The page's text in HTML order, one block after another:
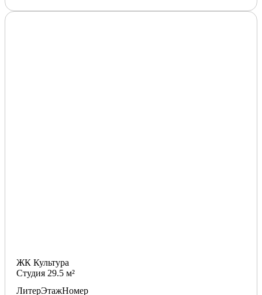
ЖК Культура
Студия 29.5 м²
ЛитерЭтажНомер